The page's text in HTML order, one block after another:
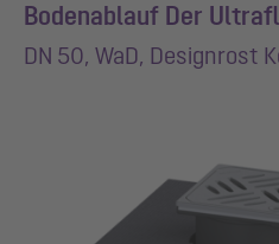
Bodenablauf Der
DN 50, WaD, Designrost